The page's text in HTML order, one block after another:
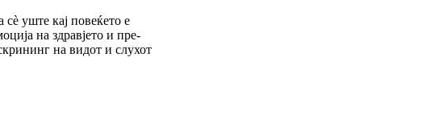
уште кај повеќето е
на здравјето и пре­
на видот и слу­хот